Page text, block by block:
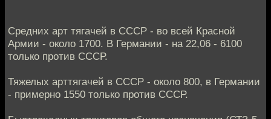
Средних арт тягачей в СССР - во всей Красной
Армии - около 1700. В Германии - на 22,06 - 6100
только против СССР.
Тяжелых арттягачей в СССР - около 800, в Германии
- примерно 1550 только против СССР.